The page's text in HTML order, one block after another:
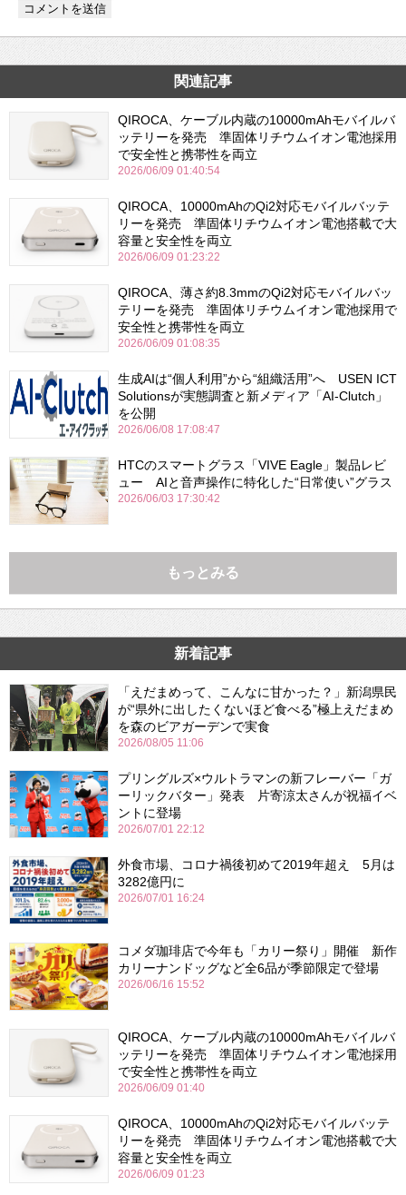
関連記事
QIROCA、ケーブル内蔵の10000mAhモバイルバ
ッテリーを発売 準固体リチウムイオン電池採用
で安全性と携帯性を両立
2026/06/09 01:40:54
QIROCA、10000mAhのQi2対応モバイルバッテ
リーを発売 準固体リチウムイオン電池搭載で大
容量と安全性を両立
2026/06/09 01:23:22
QIROCA、薄さ約8.3mmのQi2対応モバイルバッ
テリーを発売 準固体リチウムイオン電池採用で
安全性と携帯性を両立
2026/06/09 01:08:35
生成AIは“個人利用”から“組織活用”へ USEN ICT
Solutionsが実態調査と新メディア「AI-Clutch」
を公開
2026/06/08 17:08:47
HTCのスマートグラス「VIVE Eagle」製品レビ
ュー AIと音声操作に特化した“日常使い”グラス
2026/06/03 17:30:42
もっとみる
新着記事
「えだまめって、こんなに甘かった？」新潟県民
が“県外に出したくないほど食べる”極上えだまめ
を森のビアガーデンで実食
2026/08/05 11:06
プリングルズ×ウルトラマンの新フレーバー「ガ
ーリックバター」発表 片寄涼太さんが祝福イベ
ントに登場
2026/07/01 22:12
外食市場、コロナ禍後初めて2019年超え 5月は
3282億円に
2026/07/01 16:24
コメダ珈琲店で今年も「カリー祭り」開催 新作
カリーナンドッグなど全6品が季節限定で登場
2026/06/16 15:52
QIROCA、ケーブル内蔵の10000mAhモバイルバ
ッテリーを発売 準固体リチウムイオン電池採用
で安全性と携帯性を両立
2026/06/09 01:40
QIROCA、10000mAhのQi2対応モバイルバッテ
リーを発売 準固体リチウムイオン電池搭載で大
容量と安全性を両立
2026/06/09 01:23